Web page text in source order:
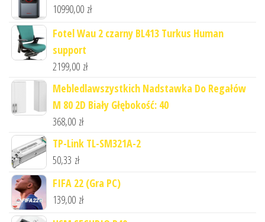
10990,00 zł
Fotel Wau 2 czarny BL413 Turkus Human
support
2199,00 zł
Mebledlawszystkich Nadstawka Do Regałów
M 80 2D Biały Głębokość: 40
368,00 zł
TP-Link TL-SM321A-2
50,33 zł
FIFA 22 (Gra PC)
139,00 zł